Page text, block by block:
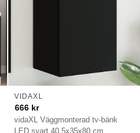
vidaXL Väggmonterad tv-bänk
LED svart 40,5x35x80 cm
VIDAXL
666 kr